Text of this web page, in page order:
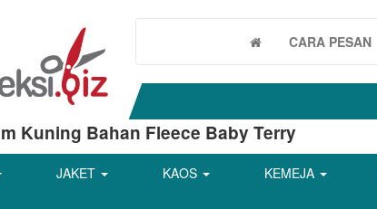
CARA PESAN
Kuning Bahan Fleece Baby Terry
JAKET KAOS KEMEJA